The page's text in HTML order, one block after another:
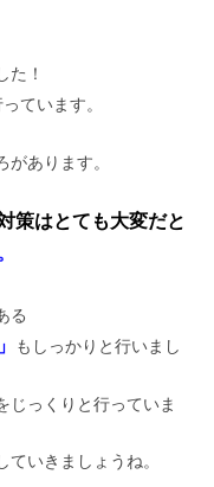
た！
ています。
あります。
策はとても大変だと
る
もしっかりと行いまし
じっくりと行っていま
いきましょうね。